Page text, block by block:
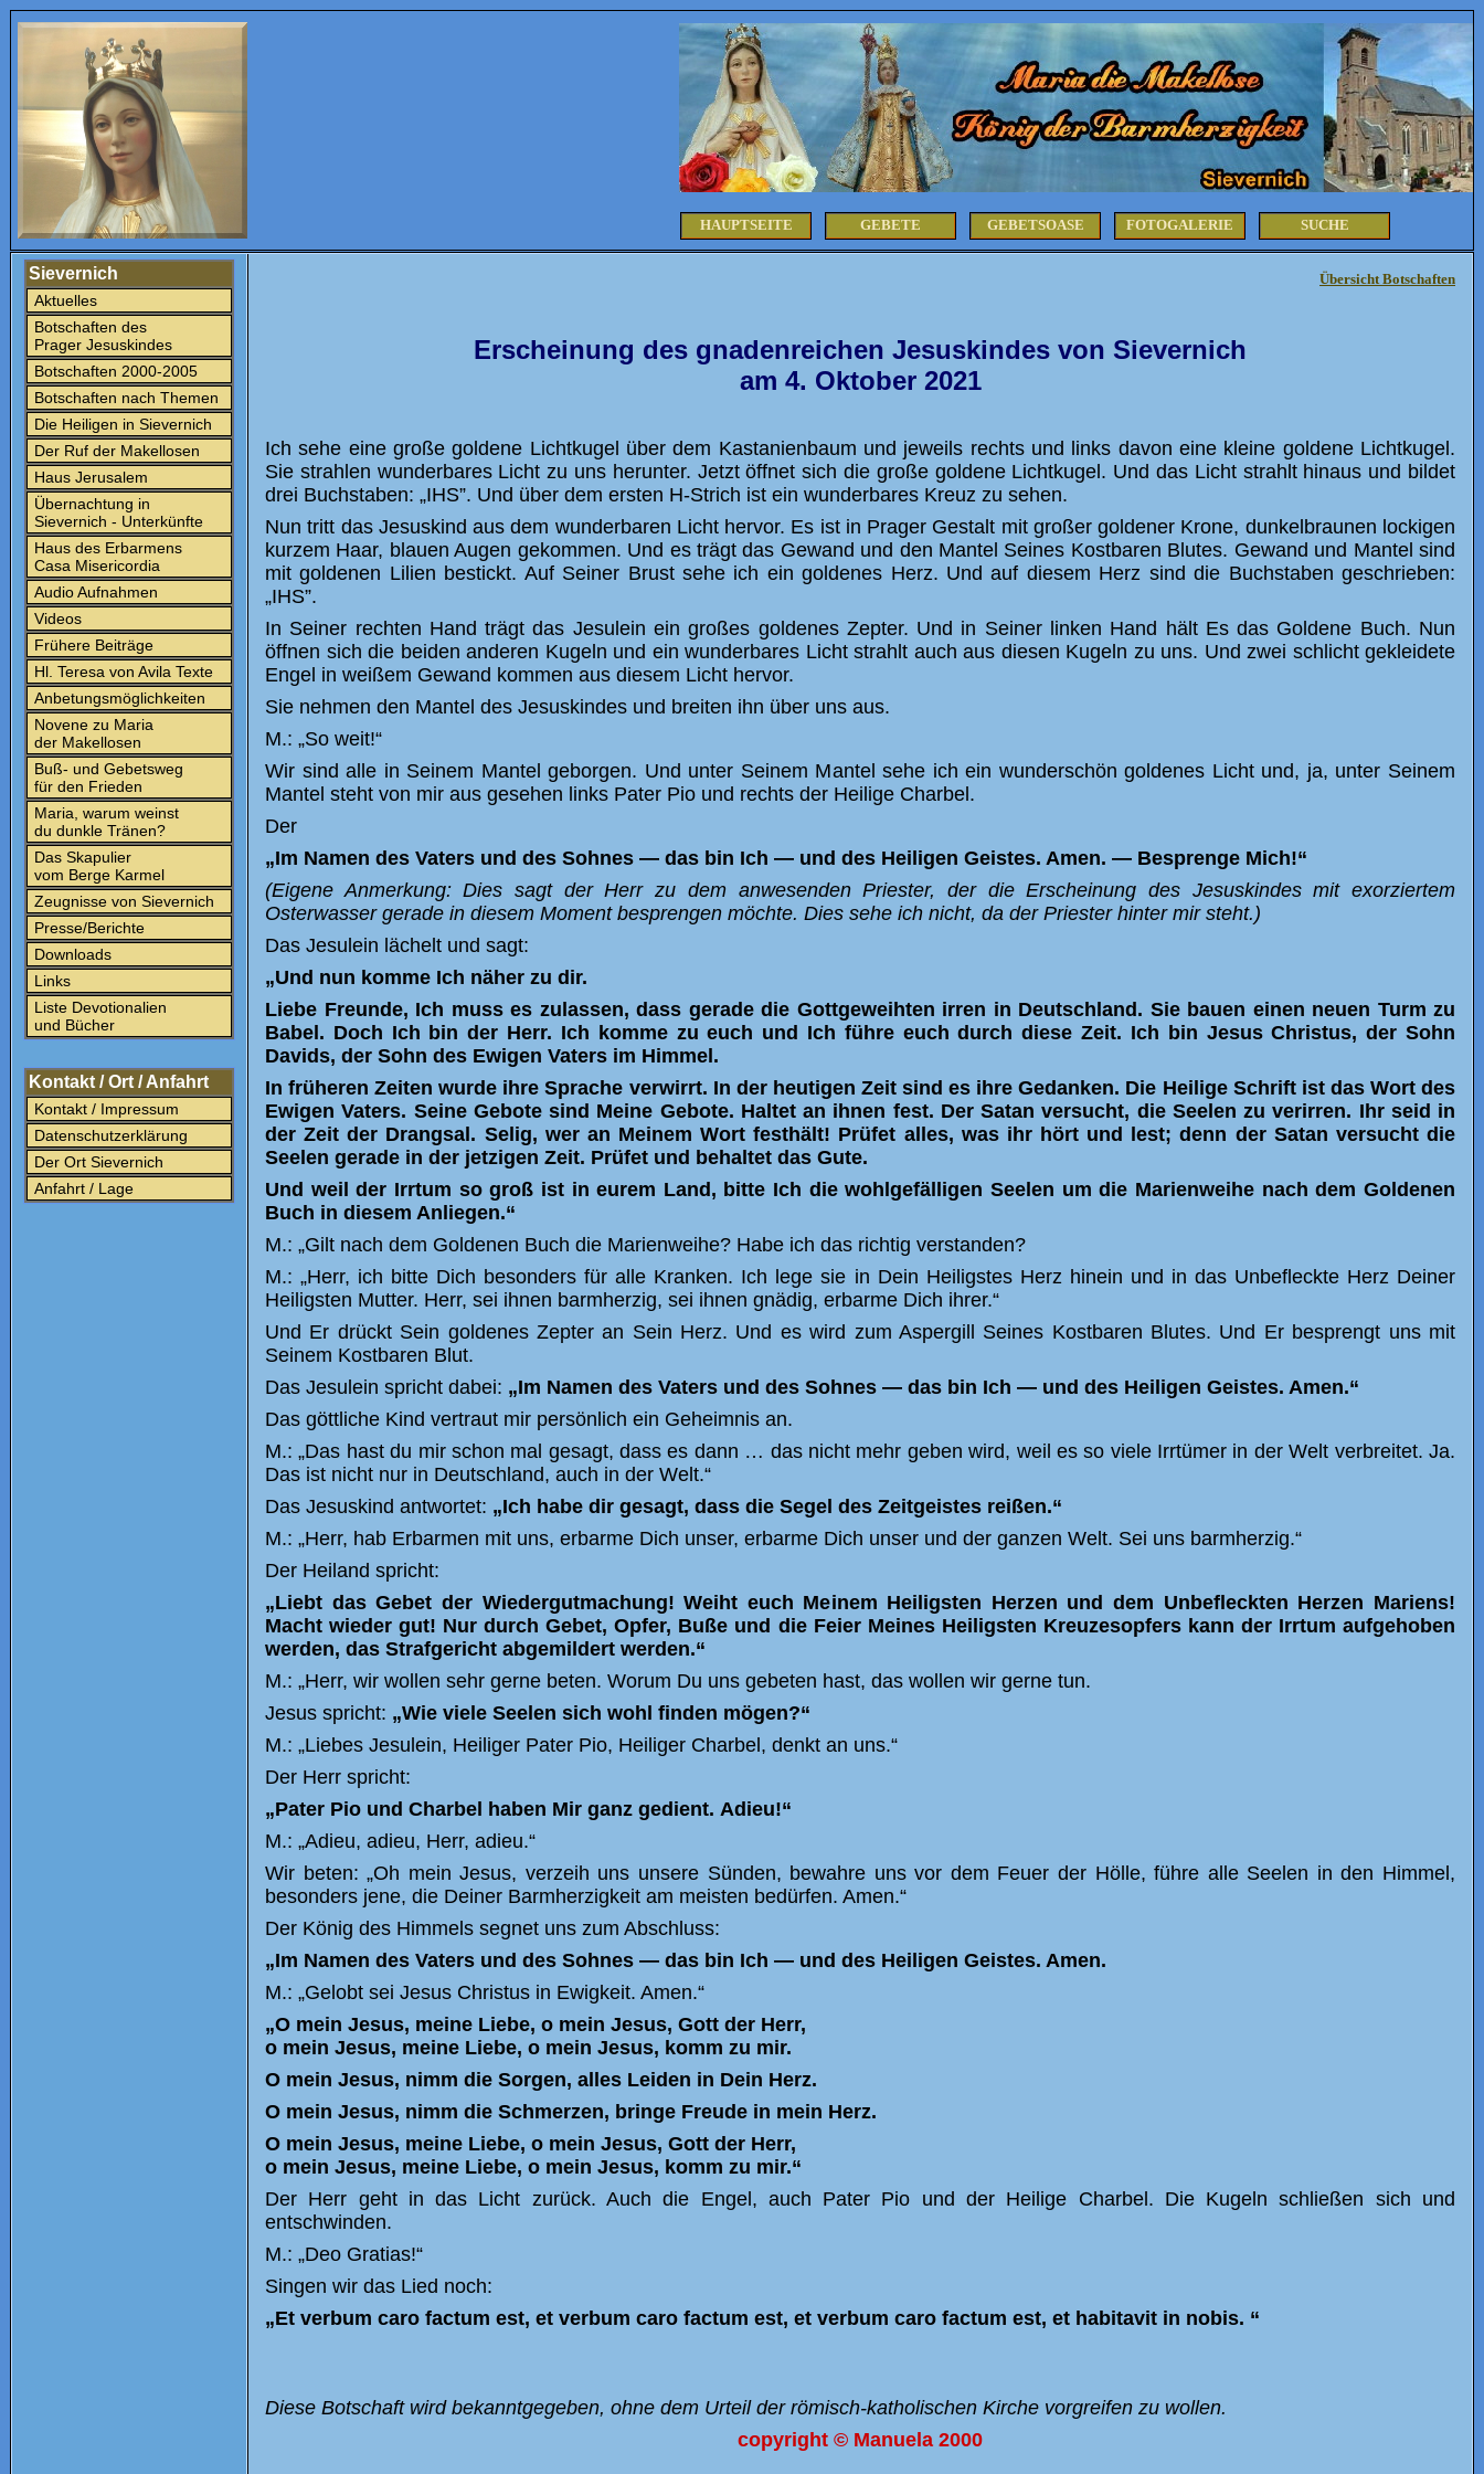
HAUPTSEITE GEBETE GEBETSOASE FOTOGALERIE SUCHE
Sievernich
Aktuelles
Botschaften des
Prager Jesuskindes
Botschaften 2000-2005
Botschaften nach Themen
Die Heiligen in Sievernich
Der Ruf der Makellosen
Haus Jerusalem
Übernachtung in
Sievernich - Unterkünfte
Haus des Erbarmens
Casa Misericordia
Audio Aufnahmen
Videos
Frühere Beiträge
Hl. Teresa von Avila Texte
Anbetungsmöglichkeiten
Novene zu Maria
der Makellosen
Buß- und Gebetsweg
für den Frieden
Maria, warum weinst
du dunkle Tränen?
Das Skapulier
vom Berge Karmel
Zeugnisse von Sievernich
Presse/Berichte
Downloads
Links
Liste Devotionalien
und Bücher
Kontakt / Ort / Anfahrt
Kontakt / Impressum
Datenschutzerklärung
Der Ort Sievernich
Anfahrt / Lage
Übersicht Botschaften
Erscheinung des gnadenreichen Jesuskindes von Sievernich
am 4. Oktober 2021
Ich sehe eine große goldene Lichtkugel über dem Kastanienbaum und jeweils rechts und links davon eine kleine goldene Lichtkugel.
Sie strahlen wunderbares Licht zu uns herunter. Jetzt öffnet sich die große goldene Lichtkugel. Und das Licht strahlt hinaus und bildet
drei Buchstaben: „IHS”. Und über dem ersten H-Strich ist ein wunderbares Kreuz zu sehen.
Nun tritt das Jesuskind aus dem wunderbaren Licht hervor. Es ist in Prager Gestalt mit großer goldener Krone, dunkelbraunen lockigen
kurzem Haar, blauen Augen gekommen. Und es trägt das Gewand und den Mantel Seines Kostbaren Blutes. Gewand und Mantel sind
mit goldenen Lilien bestickt. Auf Seiner Brust sehe ich ein goldenes Herz. Und auf diesem Herz sind die Buchstaben geschrieben:
„IHS”.
In Seiner rechten Hand trägt das Jesulein ein großes goldenes Zepter. Und in Seiner linken Hand hält Es das Goldene Buch. Nun
öffnen sich die beiden anderen Kugeln und ein wunderbares Licht strahlt auch aus diesen Kugeln zu uns. Und zwei schlicht gekleidete
Engel in weißem Gewand kommen aus diesem Licht hervor.
Sie nehmen den Mantel des Jesuskindes und breiten ihn über uns aus.
M.: „So weit!“
Wir sind alle in Seinem Mantel geborgen. Und unter Seinem Mantel sehe ich ein wunderschön goldenes Licht und, ja, unter Seinem
Mantel steht von mir aus gesehen links Pater Pio und rechts der Heilige Charbel.
Der
„Im Namen des Vaters und des Sohnes — das bin Ich — und des Heiligen Geistes. Amen. — Besprenge Mich!“
(Eigene Anmerkung: Dies sagt der Herr zu dem anwesenden Priester, der die Erscheinung des Jesuskindes mit exorziertem
Osterwasser gerade in diesem Moment besprengen möchte. Dies sehe ich nicht, da der Priester hinter mir steht.)
Das Jesulein lächelt und sagt:
„Und nun komme Ich näher zu dir.
Liebe Freunde, Ich muss es zulassen, dass gerade die Gottgeweihten irren in Deutschland. Sie bauen einen neuen Turm zu
Babel. Doch Ich bin der Herr. Ich komme zu euch und Ich führe euch durch diese Zeit. Ich bin Jesus Christus, der Sohn
Davids, der Sohn des Ewigen Vaters im Himmel.
In früheren Zeiten wurde ihre Sprache verwirrt. In der heutigen Zeit sind es ihre Gedanken. Die Heilige Schrift ist das Wort des
Ewigen Vaters. Seine Gebote sind Meine Gebote. Haltet an ihnen fest. Der Satan versucht, die Seelen zu verirren. Ihr seid in
der Zeit der Drangsal. Selig, wer an Meinem Wort festhält! Prüfet alles, was ihr hört und lest; denn der Satan versucht die
Seelen gerade in der jetzigen Zeit. Prüfet und behaltet das Gute.
Und weil der Irrtum so groß ist in eurem Land, bitte Ich die wohlgefälligen Seelen um die Marienweihe nach dem Goldenen
Buch in diesem Anliegen.“
M.: „Gilt nach dem Goldenen Buch die Marienweihe? Habe ich das richtig verstanden?
M.: „Herr, ich bitte Dich besonders für alle Kranken. Ich lege sie in Dein Heiligstes Herz hinein und in das Unbefleckte Herz Deiner
Heiligsten Mutter. Herr, sei ihnen barmherzig, sei ihnen gnädig, erbarme Dich ihrer.“
Und Er drückt Sein goldenes Zepter an Sein Herz. Und es wird zum Aspergill Seines Kostbaren Blutes. Und Er besprengt uns mit
Seinem Kostbaren Blut.
Das Jesulein spricht dabei: „Im Namen des Vaters und des Sohnes — das bin Ich — und des Heiligen Geistes. Amen.“
Das göttliche Kind vertraut mir persönlich ein Geheimnis an.
M.: „Das hast du mir schon mal gesagt, dass es dann … das nicht mehr geben wird, weil es so viele Irrtümer in der Welt verbreitet. Ja.
Das ist nicht nur in Deutschland, auch in der Welt.“
Das Jesuskind antwortet: „Ich habe dir gesagt, dass die Segel des Zeitgeistes reißen.“
M.: „Herr, hab Erbarmen mit uns, erbarme Dich unser, erbarme Dich unser und der ganzen Welt. Sei uns barmherzig.“
Der Heiland spricht:
„Liebt das Gebet der Wiedergutmachung! Weiht euch Meinem Heiligsten Herzen und dem Unbefleckten Herzen Mariens!
Macht wieder gut! Nur durch Gebet, Opfer, Buße und die Feier Meines Heiligsten Kreuzesopfers kann der Irrtum aufgehoben
werden, das Strafgericht abgemildert werden.“
M.: „Herr, wir wollen sehr gerne beten. Worum Du uns gebeten hast, das wollen wir gerne tun.
Jesus spricht: „Wie viele Seelen sich wohl finden mögen?“
M.: „Liebes Jesulein, Heiliger Pater Pio, Heiliger Charbel, denkt an uns.“
Der Herr spricht:
„Pater Pio und Charbel haben Mir ganz gedient. Adieu!“
M.: „Adieu, adieu, Herr, adieu.“
Wir beten: „Oh mein Jesus, verzeih uns unsere Sünden, bewahre uns vor dem Feuer der Hölle, führe alle Seelen in den Himmel,
besonders jene, die Deiner Barmherzigkeit am meisten bedürfen. Amen.“
Der König des Himmels segnet uns zum Abschluss:
„Im Namen des Vaters und des Sohnes — das bin Ich — und des Heiligen Geistes. Amen.
M.: „Gelobt sei Jesus Christus in Ewigkeit. Amen.“
„O mein Jesus, meine Liebe, o mein Jesus, Gott der Herr,
o mein Jesus, meine Liebe, o mein Jesus, komm zu mir.
O mein Jesus, nimm die Sorgen, alles Leiden in Dein Herz.
O mein Jesus, nimm die Schmerzen, bringe Freude in mein Herz.
O mein Jesus, meine Liebe, o mein Jesus, Gott der Herr,
o mein Jesus, meine Liebe, o mein Jesus, komm zu mir.“
Der Herr geht in das Licht zurück. Auch die Engel, auch Pater Pio und der Heilige Charbel. Die Kugeln schließen sich und
entschwinden.
M.: „Deo Gratias!“
Singen wir das Lied noch:
„Et verbum caro factum est, et verbum caro factum est, et verbum caro factum est, et habitavit in nobis. “
Diese Botschaft wird bekanntgegeben, ohne dem Urteil der römisch-katholischen Kirche vorgreifen zu wollen.
copyright © Manuela 2000